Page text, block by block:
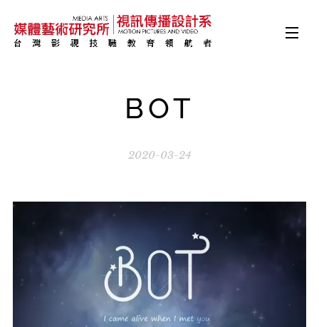
BOT
2020-03-24